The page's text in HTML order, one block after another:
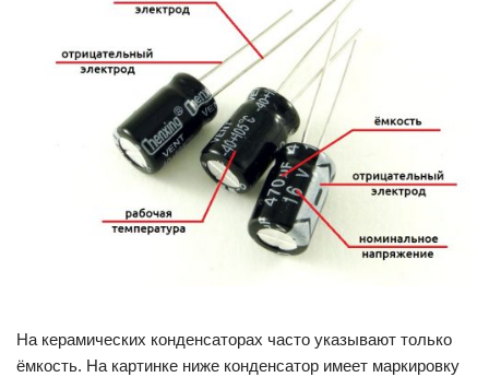
На керамических конденсаторах часто указывают только
ёмкость. На картинке ниже конденсатор имеет маркировку